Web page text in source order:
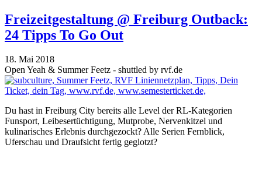
Freizeitgestaltung @ Freiburg Outback:
24 Tipps To Go Out
18. Mai 2018
Open Yeah & Summer Feetz - shuttled by rvf.de
Du hast in Freiburg City bereits alle Level der RL-Kategorien
Funsport, Leibesertüchtigung, Mutprobe, Nervenkitzel und
kulinarisches Erlebnis durchgezockt? Alle Serien Fernblick,
Uferschau und Draufsicht fertig geglotzt?